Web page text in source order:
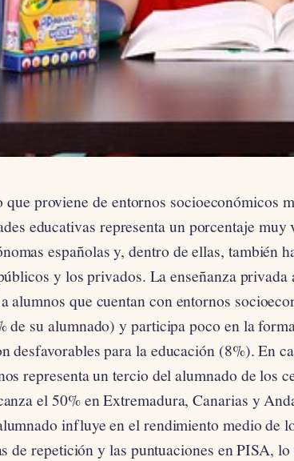
que proviene de entornos socioeconómicos
educativas representa un porcentaje muy
españolas y, dentro de ellas, también
y los privados. La enseñanza privada
alumnos que cuentan con entornos
de su alumnado) y participa poco en la
desfavorables para la educación (8%). En
representa un tercio del alumnado de los
el 50% en Extremadura, Canarias y
influye en el rendimiento medio de
de repetición y las puntuaciones en PISA,